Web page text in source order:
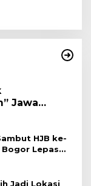
Jawa
HJB ke-
Lepas
Jadi Lokasi